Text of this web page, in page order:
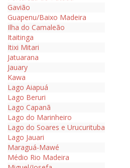
Gavião
Guapenu/Baixo Madeira
Ilha do Camaleão
Itaitinga
Itixi Mitari
Jatuarana
Jauary
Kawa
Lago Aiapuá
Lago Beruri
Lago Capanã
Lago do Marinheiro
Lago do Soares e Urucurituba
Lago Jauari
Maraguá-Mawé
Médio Rio Madeira